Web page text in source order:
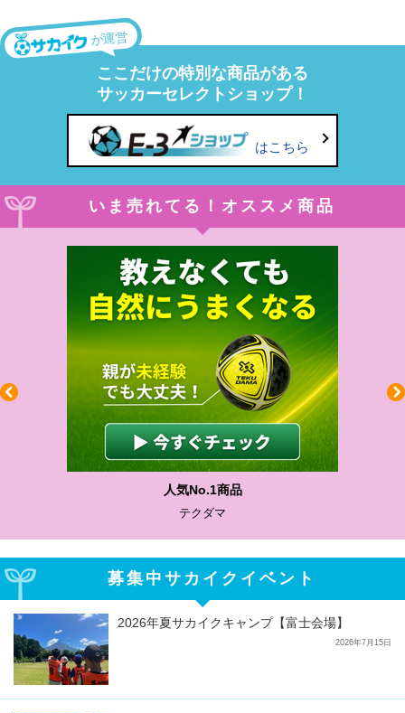
が運営
ここだけの特別な商品がある
サッカーセレクトショップ！
はこちら
いま売れてる！オススメ商品
人気No.1商品
テクダマ
募集中サカイクイベント
2026年夏サカイクキャンプ【富士会場】
2026年7月15日